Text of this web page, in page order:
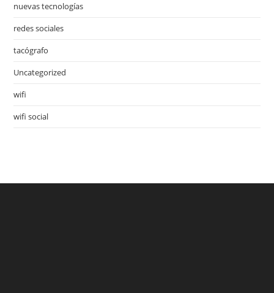
nuevas tecnologías
redes sociales
tacógrafo
Uncategorized
wifi
wifi social